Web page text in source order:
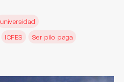
universidad
ICFES
Ser pilo paga